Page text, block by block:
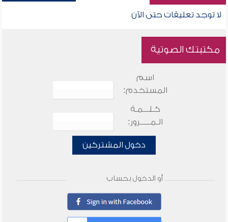
لا توجد تعليقات حتى الآن
مكتبتك الصوتية
اسم
المستخدم:
كـلـــمـة
الـمـــــرور:
دخول المشتركين
أو الدخول بحساب